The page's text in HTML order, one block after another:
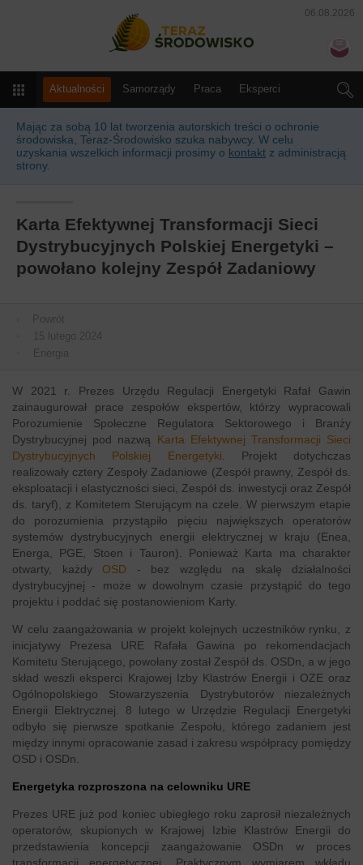
06.08.2026
Teraz Środowisko
Aktualności Samorządy Praca Eksperci
Słownik Kalendarz Prawo Produkty i usługi
Menu
Mając za sobą 10 lat tworzenia autorskich treści o ochronie
środowiska, Teraz-Środowisko szuka nabywcy. W celu
uzyskania wszelkich informacji prosimy o kontakt z administracją
strony.
Karta Efektywnej Transformacji Sieci
Dystrybucyjnych Polskiej Energetyki –
powołano kolejny Zespół Zadaniowy
Powrót
15 lutego 2024
Energia
W 2021 r. Prezes Urzędu Regulacji Energetyki Rafał Gawin
zainaugurował prace zespołów ekspertów, którzy wypracowali
Porozumienie Społeczne Regulatora Sektorowego i Branży
Dystrybucyjnej pod nazwą Karta Efektywnej Transformacji Sieci
Dystrybucyjnych Polskiej Energetyki . Projekt dotychczas
realizowały cztery Zespoły Zadaniowe (Zespół prawny, Zespół ds.
eksploatacji i elastyczności sieci, Zespół ds. inwestycji oraz Zespół
ds. taryf), z Komitetem Sterującym na czele. W pierwszym etapie
do porozumienia przystąpiło pięciu największych operatorów
systemów dystrybucyjnych energii elektrycznej w kraju (Enea,
Energa, PGE, Stoen i Tauron). Ponieważ Karta ma charakter
otwarty, każdy OSD - bez względu na skalę działalności
dystrybucyjnej - może w dowolnym czasie przystąpić do tego
projektu i poddać się postanowieniom Karty.
W celu zaangażowania w projekt kolejnych uczestników rynku, z
inicjatywy Prezesa URE Rafała Gawina po rekomendacjach
Komitetu Sterującego, powołany został Zespół ds. OSDn, a w jego
skład weszli eksperci Krajowej Izby Klastrów Energii i OZE oraz
Ogólnopolskiego Stowarzyszenia Dystrybutorów niezależnych
Energii Elektrycznej. 8 lutego w Urzędzie Regulacji Energetyki
odbyło się pierwsze spotkanie Zespołu, którego zadaniem jest
między innymi opracowanie zasad i zakresu współpracy pomiędzy
OSD i OSDn.
Energetyka rozproszona na celowniku URE
Prezes URE już pod koniec ubiegłego roku zaprosił niezależnych
operatorów, skupionych w Krajowej Izbie Klastrów Energii do
przedstawienia koncepcji zaangażowanie OSDn w proces